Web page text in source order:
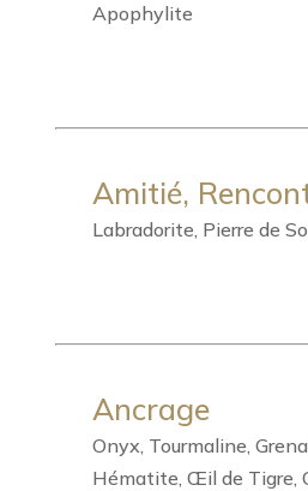
Apophylite
Amitié,
Labradorite, Pierre de
Ancrage
Onyx, Tourmaline,
Hématite, Œil de Tigre,